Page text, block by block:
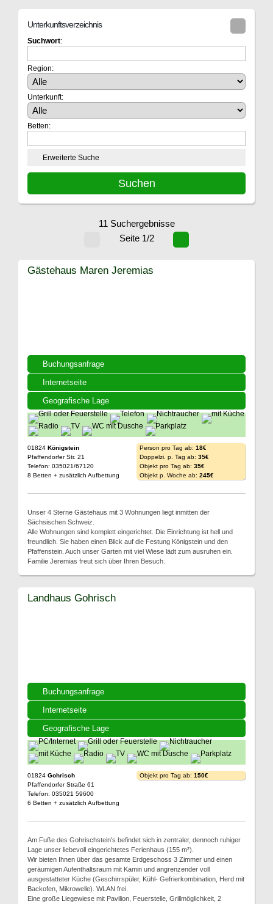
Unterkunftsverzeichnis
Suchwort:
Region:
Unterkunft:
Betten:
Erweiterte Suche
11 Suchergebnisse
Seite 1/2
Buchungsanfrage
Internetseite
Geografische Lage
Gästehaus Maren Jeremias
01824 Königstein
Pfaffendorfer Str. 21
Telefon: 035021/67120
8 Betten + zusätzlich Aufbettung
Person pro Tag ab: 18€
Doppelzi. p. Tag ab: 35€
Objekt pro Tag ab: 35€
Objekt p. Woche ab: 245€
Unser 4 Sterne Gästehaus mit 3 Wohnungen liegt inmitten der
Sächsischen Schweiz.
Alle Wohnungen sind komplett eingerichtet. Die Einrichtung ist hell und
freundlich. Sie haben einen Blick auf die Festung Königstein und den
Pfaffenstein. Auch unser Garten mit viel Wiese lädt zum ausruhen ein.
Familie Jeremias freut sich über Ihren Besuch.
Buchungsanfrage
Internetseite
Geografische Lage
Landhaus Gohrisch
01824 Gohrisch
Pfaffendorfer Straße 61
Telefon: 035021 59600
6 Betten + zusätzlich Aufbettung
Objekt pro Tag ab: 150€
Am Fuße des Gohrischstein's befindet sich in zentraler, dennoch ruhiger
Lage unser liebevoll eingerichtetes Ferienhaus (155 m²).
Wir bieten Ihnen über das gesamte Erdgeschoss 3 Zimmer und einen
geräumigen Aufenthaltsraum mit Kamin und angrenzender voll
ausgestatteter Küche (Geschirrspüler, Kühl- Gefrierkombination, Herd mit
Backofen, Mikrowelle). WLAN frei.
Eine große Liegewiese mit Pavilion, Feuerstelle, Grillmöglichkeit, 2